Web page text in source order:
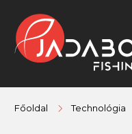
Főoldal Technológia